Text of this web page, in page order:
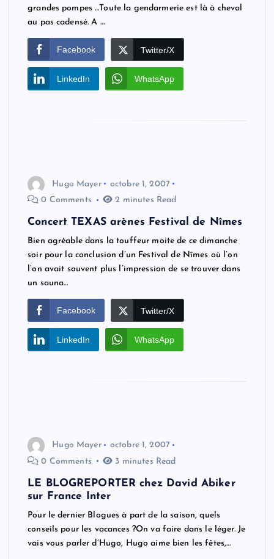
grandes pompes …Toute la gendarmerie est là à cheval
au pas cadensé. A …
Facebook Twitter/X
LinkedIn WhatsApp
Hugo Mayer
octobre 1, 2007
0 Comments
2 minutes Read
Concert TEXAS arènes Festival de Nîmes
Bien agréable dans la touffeur moite de ce dimanche
soir pour la conclusion d’un Festival de Nîmes où l’on
l’on avait souvent plus l’impression de se trouver dans
un sauna…
Facebook Twitter/X
LinkedIn WhatsApp
Hugo Mayer
octobre 1, 2007
0 Comments
3 minutes Read
LE BLOGREPORTER chez David Abiker
sur France Inter
Pour le dernier Blogues à part de la saison, quels
conseils pour les vacances ?On va faire dans le léger. Je
vais vous parler d’Hugo, Hugo aime bien les fêtes,…